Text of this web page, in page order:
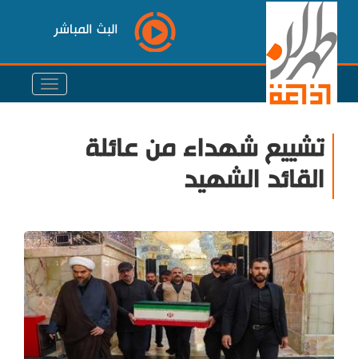
البث المباشر
تشييع شهداء من عائلة
القائد الشهيد